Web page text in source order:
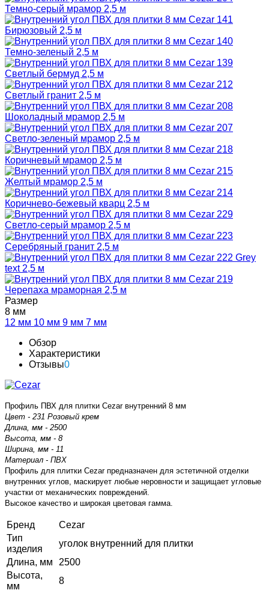
Размер
8 мм
12 мм 10 мм 9 мм 7 мм
Обзор
Характеристики
Отзывы0
Профиль ПВХ для плитки Cezar внутренний 8 мм
Цвет - 231 Розовый крем
Длина, мм - 2500
Высота, мм - 8
Ширина, мм - 11
Материал - ПВХ
Профиль для плитки Cezar предназначен для эстетичной отделки
внутренних углов, маскирует любые неровности и защищает угловые
участки от механических повреждений.
Высокое качество и широкая цветовая гамма.
Бренд
Cezar
Тип
изделия
уголок внутренний для плитки
Длина, мм
2500
Высота,
мм
8